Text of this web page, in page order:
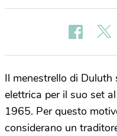
Il menestrello di Duluth
elettrica per il suo set al
1965. Per questo
considerano un